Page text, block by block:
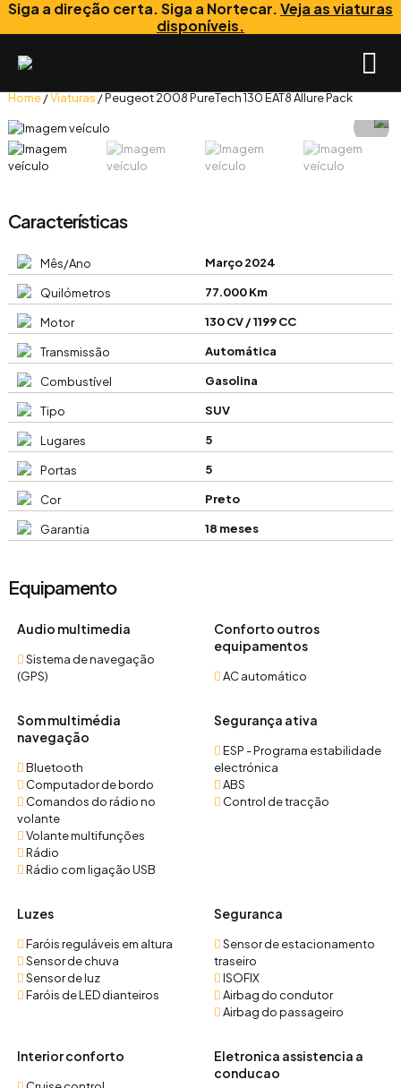
Siga a direção certa. Siga a Nortecar.Veja as viaturas
disponíveis.
Home/Viaturas / Peugeot 2008 PureTech 130 EAT8 Allure Pack
Características
Mês/Ano Março 2024
Quilómetros 77.000 Km
Motor 130 CV / 1199 CC
Transmissão Automática
Combustível Gasolina
Tipo SUV
Lugares 5
Portas 5
Cor Preto
Garantia 18 meses
Equipamento
Audio multimedia
Sistema de navegação
(GPS)
Conforto outros
equipamentos
AC automático
Som multimédia
navegação
Bluetooth
Computador de bordo
Comandos do rádio no
volante
Volante multifunções
Rádio
Rádio com ligação USB
Segurança ativa
ESP - Programa estabilidade
electrónica
ABS
Control de tracção
Luzes
Faróis reguláveis em altura
Sensor de chuva
Sensor de luz
Faróis de LED dianteiros
Seguranca
Sensor de estacionamento
traseiro
ISOFIX
Airbag do condutor
Airbag do passageiro
Interior conforto
Eletronica assistencia a
conducao